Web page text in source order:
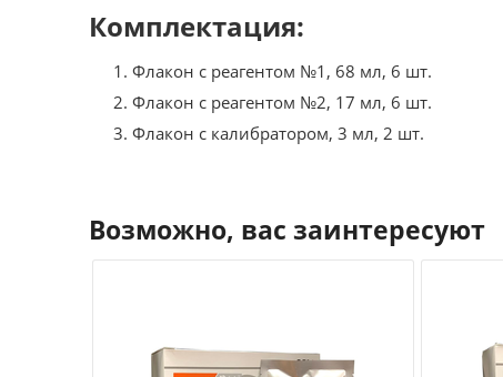
Комплектация:
Флакон с реагентом №1, 68 мл, 6 шт.
Флакон с реагентом №2, 17 мл, 6 шт.
Флакон с калибратором, 3 мл, 2 шт.
Возможно, вас заинтересуют